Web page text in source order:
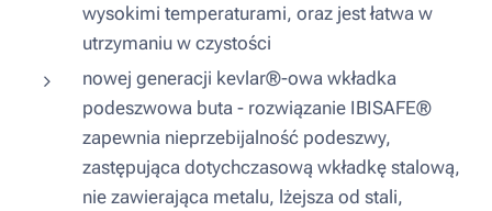
wysokimi temperaturami, oraz jest łatwa w
utrzymaniu w czystości
nowej generacji kevlar®-owa wkładka
podeszwowa buta - rozwiązanie IBISAFE®
zapewnia nieprzebijalność podeszwy,
zastępująca dotychczasową wkładkę stalową,
nie zawierająca metalu, lżejsza od stali,